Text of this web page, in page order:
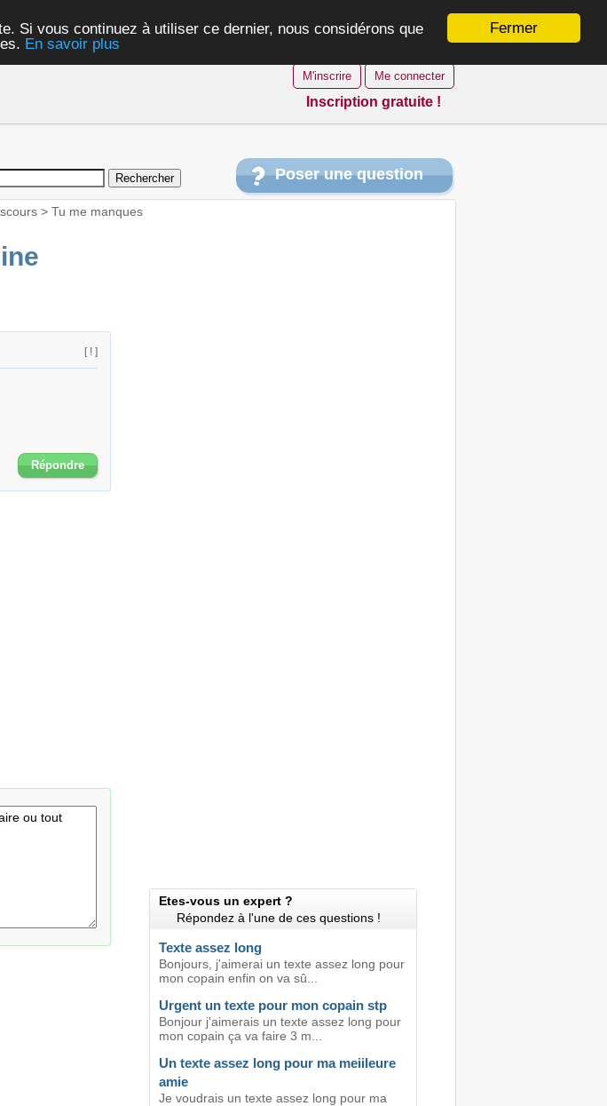
Fermer
Si vous continuez à utiliser ce dernier, nous considérons que
En savoir plus
M'inscrire Me connecter
Inscription gratuite !
Poser une question
> Tu me manques
[ ! ]
Répondre
Etes-vous un expert ?
Répondez à l'une de ces questions !
Texte assez long
Bonjours, j'aimerai un texte assez long pour
mon copain enfin on va sû...
Urgent un texte pour mon copain stp
Bonjour j'aimerais un texte assez long pour
mon copain ça va faire 3 m...
Un texte assez long pour ma meiileure
amie
Je voudrais un texte assez long pour ma